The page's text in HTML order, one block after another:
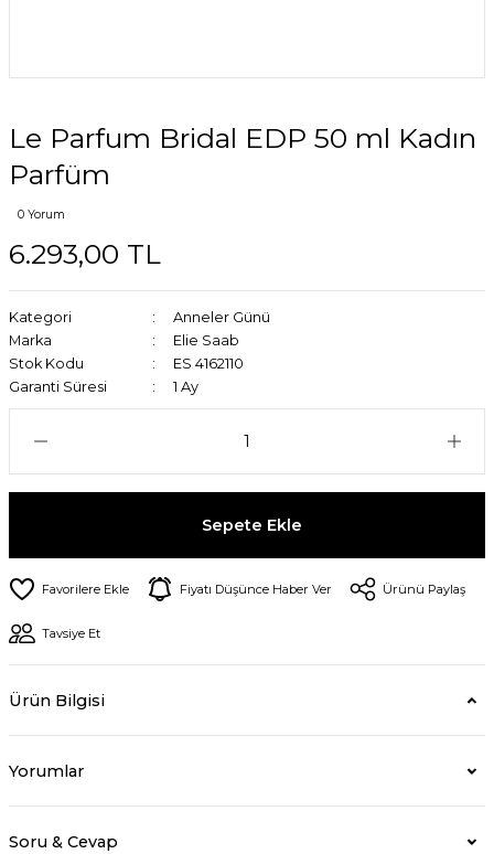
Le Parfum Bridal EDP 50 ml Kadın
Parfüm
0 Yorum
6.293,00 TL
Kategori
Anneler Günü
Marka
Elie Saab
Stok Kodu
ES 4162110
Garanti Süresi
1 Ay
Sepete Ekle
Fiyatı Düşünce Haber Ver Ürünü Paylaş
Tavsiye Et
Ürün Bilgisi
Yorumlar
Soru & Cevap